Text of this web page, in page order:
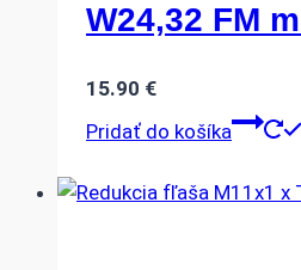
W24,32 FM
15.90 €
Pridať do košíka